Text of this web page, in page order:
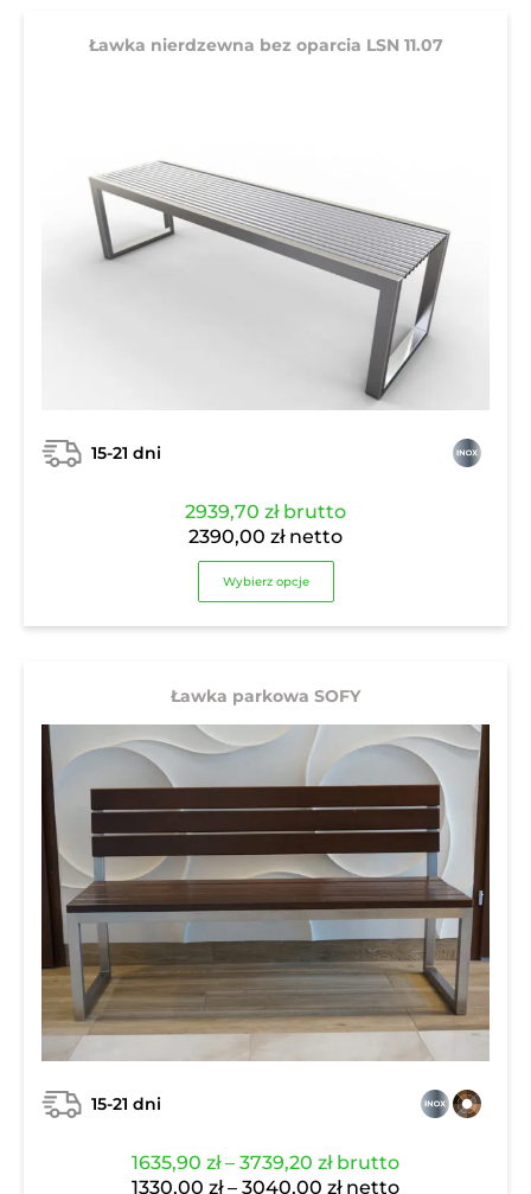
Ławka nierdzewna bez oparcia LSN 11.07
15-21 dni
2939,70 złbrutto
2390,00 złnetto
Wybierz opcje
Ławka parkowa SOFY
15-21 dni
1635,90 zł – 3739,20 złZakres
cen:
brutto
1330,00 zł – 3040,00 złZakres
netto